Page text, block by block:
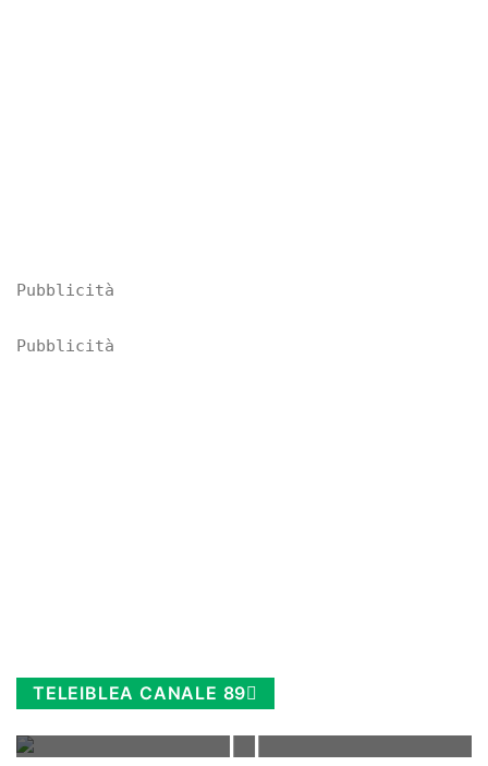
Pubblicità
Pubblicità
TELEIBLEA CANALE 89